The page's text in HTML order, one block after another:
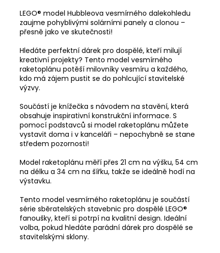
LEGO® model Hubbleova vesmírného dalekohledu
zaujme pohyblivými solárními panely a clonou –
přesně jako ve skutečnosti!
Hledáte perfektní dárek pro dospělé, kteří milují
kreativní projekty? Tento model vesmírného
raketoplánu potěší milovníky vesmíru a každého,
kdo má zájem pustit se do pohlcující stavitelské
výzvy.
Součástí je knížečka s návodem na stavění, která
obsahuje inspirativní konstrukční informace. S
pomocí podstavců si model raketoplánu můžete
vystavit doma i v kanceláři – nepochybně se stane
středem pozornosti!
Model raketoplánu měří přes 21 cm na výšku, 54 cm
na délku a 34 cm na šířku, takže se ideálně hodí na
výstavku.
Tento model vesmírného raketoplánu je součástí
série sběratelských stavebnic pro dospělé LEGO®
fanoušky, kteří si potrpí na kvalitní design. Ideální
volba, pokud hledáte parádní dárek pro dospělé se
stavitelskými sklony.